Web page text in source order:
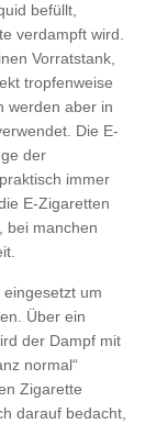
befüllt,
verdampft wird.
Vorratstank,
tropfenweise
werden aber in
Die E-
der
immer
E-Zigaretten
bei manchen
um
Über ein
der Dampf mit
normal“
Zigarette
darauf bedacht,